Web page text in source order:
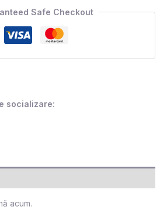
Safe Checkout
socializare:
acum.